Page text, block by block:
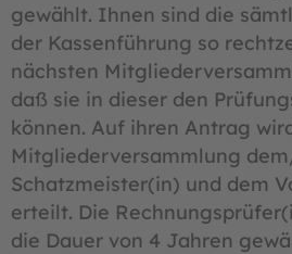
gewählt. Ihnen sind die
der Kassenführung so
nächsten
daß sie in dieser den
können. Auf ihren Antrag
Mitgliederversammlung
Schatzmeister(in) und dem
erteilt. Die
die Dauer von 4 Jahren